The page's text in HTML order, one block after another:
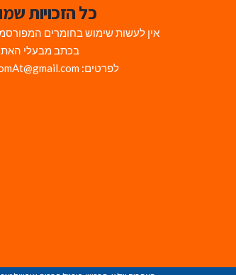
כל הזכויות
אין לעשות שימוש בחומרים
בכתב מבעלי
לפרטים: Avihai.ZoomAt@gmail.com